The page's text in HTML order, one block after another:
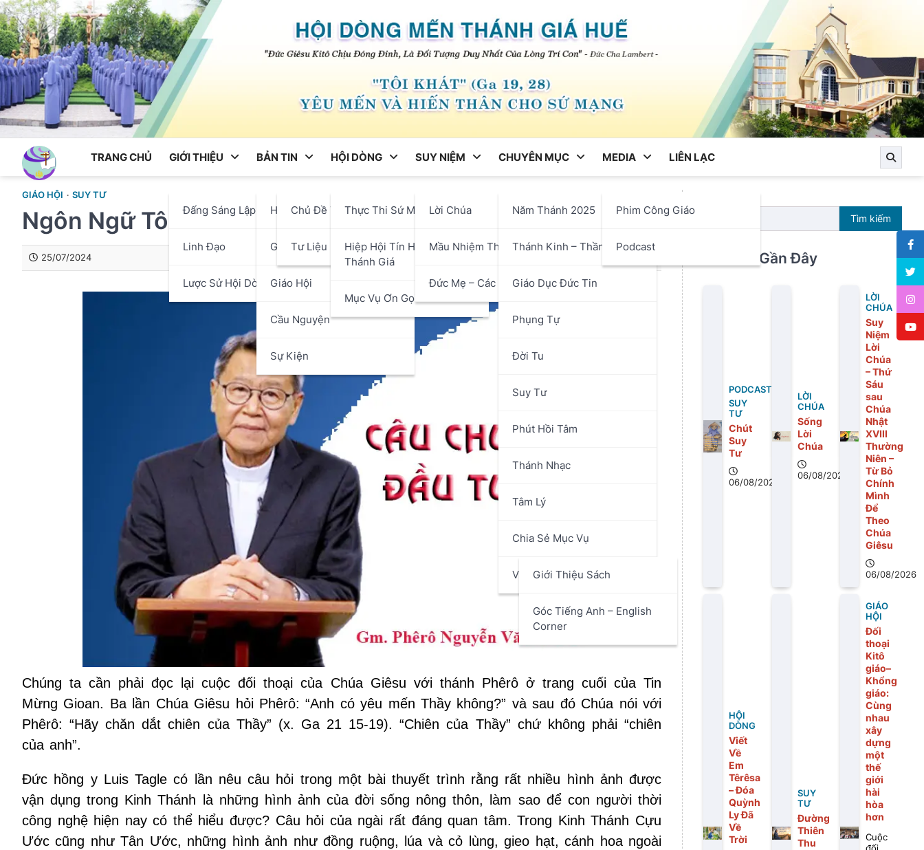
Skip
to
content
TRANG CHỦ GIỚI THIỆU
Đấng Sáng Lập
Linh Đạo
Lược Sử Hội Dòng
BẢN TIN
Hội Dòng
Chủ Đề Tháng
Tư Liệu
Giáo Phận
Giáo Hội
Cầu Nguyện
Sự Kiện
HỘI DÒNG
Thực Thi Sứ Mạng
Hiệp Hội Tín Hữu Mến
Thánh Giá
Mục Vụ Ơn Gọi
SUY NIỆM
Lời Chúa
Mầu Nhiệm Thánh Giá
Đức Mẹ – Các Thánh
CHUYÊN MỤC
Năm Thánh 2025
Thánh Kinh – Thần Học
Giáo Dục Đức Tin
Phụng Tự
Đời Tu
Suy Tư
Phút Hồi Tâm
Thánh Nhạc
Tâm Lý
Chia Sẻ Mục Vụ
Văn Hóa Nghệ Thuật
Giới Thiệu Sách
Góc Tiếng Anh – English
Corner
MEDIA
Phim Công Giáo
Podcast
LIÊN LẠC
GIÁO HỘI SUY TƯ
Ngôn Ngữ Tôn Giáo
25/07/2024
Chúng ta cần phải đọc lại cuộc đối thoại của Chúa Giêsu với thánh Phêrô ở trang cuối của Tin
Mừng Gioan. Ba lần Chúa Giêsu hỏi Phêrô: “Anh có yêu mến Thầy không?” và sau đó Chúa nói với
Phêrô: “Hãy chăn dắt chiên của Thầy” (x. Ga 21 15-19). “Chiên của Thầy” chứ không phải “chiên
của anh”.
Đức hồng y Luis Tagle có lần nêu câu hỏi trong một bài thuyết trình rằng rất nhiều hình ảnh được
vận dụng trong Kinh Thánh là những hình ảnh của đời sống nông thôn, làm sao để con người thời
công nghệ hiện nay có thể hiểu được? Câu hỏi của ngài rất đáng quan tâm. Trong Kinh Thánh Cựu
Ước cũng như Tân Ước, những hình ảnh như đồng ruộng, lúa và cỏ lùng, gieo hạt, cánh hoa ngoài
Tìm kiếm
Bài Viết Gần Đây
PODCAST
SUY
TƯ
Chút
Suy
Tư
06/08/2026
LỜI
CHÚA
Sống
Lời
Chúa
06/08/2026
LỜI
CHÚA
Suy
Niệm
Lời
Chúa
– Thứ
Sáu
sau
Chúa
Nhật
XVIII
Thường
Niên –
Từ Bỏ
Chính
Mình
Để
Theo
Chúa
Giêsu
06/08/2026
HỘI
DÒNG
Viết
Về
Em
Têrêsa
– Đóa
Quỳnh
Ly Đã
Về
Trời
SUY
TƯ
Đường
Thiên
Thu
GIÁO
HỘI
Đối
thoại
Kitô
giáo–
Khổng
giáo:
Cùng
nhau
xây
dựng
một
thế
giới
hài
hòa
hơn
Cuộc